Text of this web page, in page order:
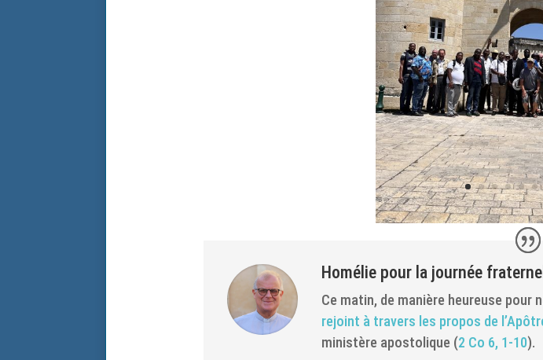
Homélie pour la journée
Ce matin, de manière heureuse pour
rejoint à travers les propos de
ministère apostolique (2 Co 6, 1-10).